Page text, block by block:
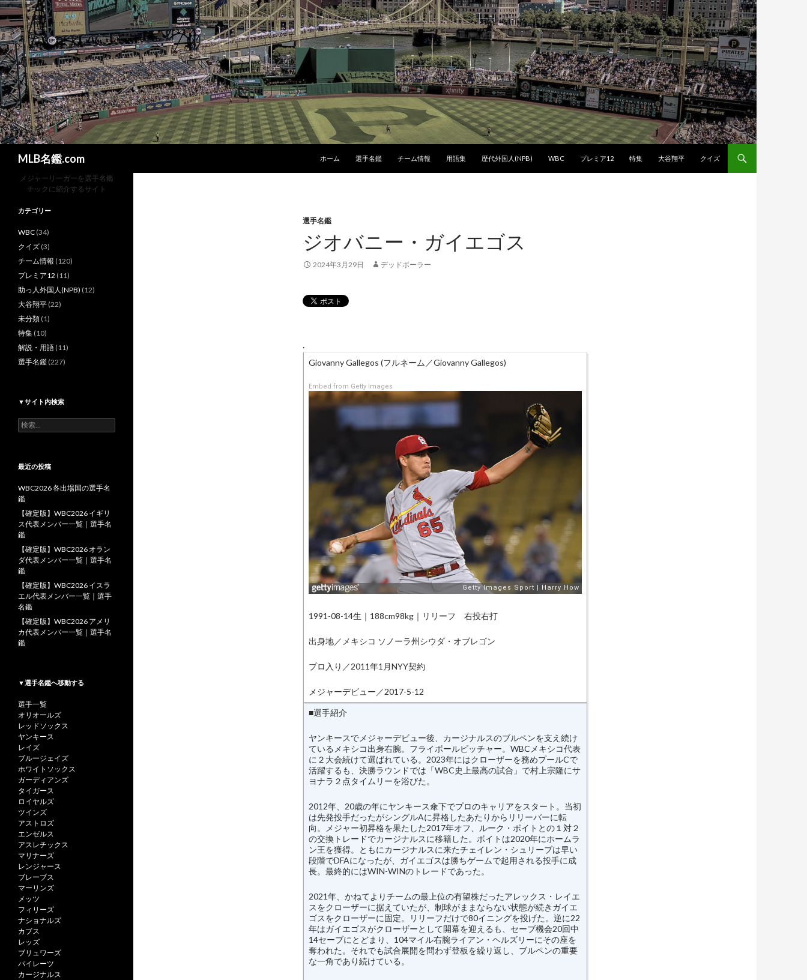
MLB名鑑.com
ホーム
選手名鑑 チーム情報 用語集 歴代外国人(NPB) WBC プレミア12 特集 大谷翔平 クイズ
選手名鑑
ジオバニー・ガイエゴス
2024年3月29日 デッドボーラー
.
Giovanny Gallegos (フルネーム／Giovanny Gallegos)
Embed from Getty Images
1991-08-14生｜188cm98kg｜リリーフ 右投右打
出身地／メキシコ ソノーラ州シウダ・オブレゴン
プロ入り／2011年1月NYY契約
メジャーデビュー／2017-5-12
■選手紹介
ヤンキースでメジャーデビュー後、カージナルスのブルペンを支え続け
ているメキシコ出身右腕。フライボールピッチャー。WBCメキシコ代表
に２大会続けて選ばれている。2023年にはクローザーを務めプールCで
活躍するも、決勝ラウンドでは「WBC史上最高の試合」で村上宗隆にサ
ヨナラ２点タイムリーを浴びた。
2012年、20歳の年にヤンキース傘下でプロのキャリアをスタート。当初
は先発投手だったがシングルAに昇格したあたりからリリーバーに転
向。メジャー初昇格を果たした2017年オフ、ルーク・ボイトとの１対２
の交換トレードでカージナルスに移籍した。ボイトは2020年にホームラ
ン王を獲得。ともにカージナルスに来たチェイレン・シュリーブは早い
段階でDFAになったが、ガイエゴスは勝ちゲームで起用される投手に成
長。最終的にはWIN-WINのトレードであった。
2021年、かねてよりチームの最上位の有望株だったアレックス・レイエ
スをクローザーに据えていたが、制球がままならない状態が続きガイエ
ゴスをクローザーに固定。リリーフだけで80イニングを投げた。逆に22
年はガイエゴスがクローザーとして開幕を迎えるも、セーブ機会20回中
14セーブにとどまり、104マイル右腕ライアン・ヘルズリーにその座を
奪われた。それでも試合展開を問わず登板を繰り返し、ブルペンの重要
な一角であり続けている。
メジャーリーガーを選手名鑑
チックに紹介するサイト
カテゴリー
WBC (34)
クイズ (3)
チーム情報 (120)
プレミア12 (11)
助っ人外国人(NPB) (12)
大谷翔平 (22)
未分類 (1)
特集 (10)
解説・用語 (11)
選手名鑑 (227)
▼サイト内検索
検
索:
最近の投稿
WBC2026 各出場国の選手名
鑑
【確定版】WBC2026 イギリ
ス代表メンバー一覧｜選手名
鑑
【確定版】WBC2026 オラン
ダ代表メンバー一覧｜選手名
鑑
【確定版】WBC2026 イスラ
エル代表メンバー一覧｜選手
名鑑
【確定版】WBC2026 アメリ
カ代表メンバー一覧｜選手名
鑑
▼選手名鑑へ移動する
選手一覧
オリオールズ
レッドソックス
ヤンキース
レイズ
ブルージェイズ
ホワイトソックス
ガーディアンズ
タイガース
ロイヤルズ
ツインズ
アストロズ
エンゼルス
アスレチックス
マリナーズ
レンジャース
ブレーブス
マーリンズ
メッツ
フィリーズ
ナショナルズ
カブス
レッズ
ブリュワーズ
パイレーツ
カージナルス